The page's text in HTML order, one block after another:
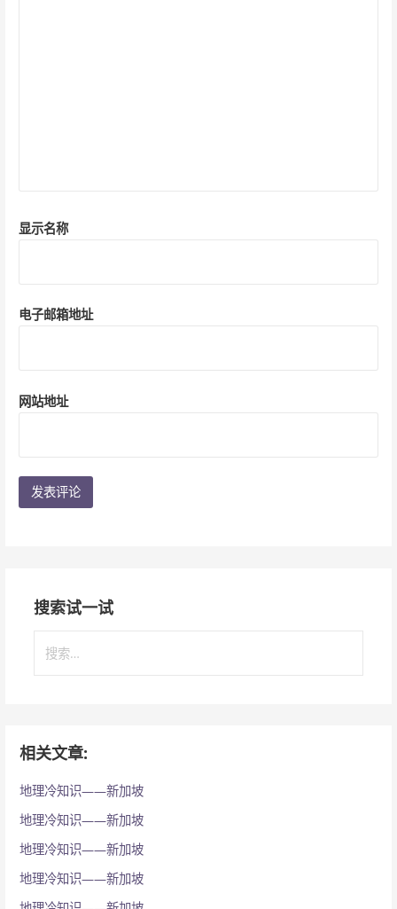
显示名称
电子邮箱地址
网站地址
搜索试一试
索
相关文章:
地理冷知识——新加坡
地理冷知识——新加坡
地理冷知识——新加坡
地理冷知识——新加坡